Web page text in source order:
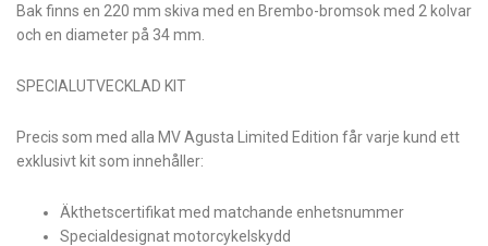
Bak finns en 220 mm skiva med en Brembo-bromsok med 2 kolvar
och en diameter på 34 mm.
SPECIALUTVECKLAD KIT
Precis som med alla MV Agusta Limited Edition får varje kund ett
exklusivt kit som innehåller:
Äkthetscertifikat med matchande enhetsnummer
Specialdesignat motorcykelskydd